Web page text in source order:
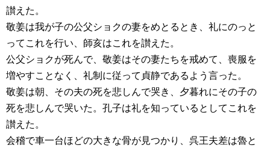
讃えた。
敬姜は我が子の公父ショクの妻をめとるとき、礼にのっと
ってこれを行い、師亥はこれを讃えた。
公父ショクが死んで、敬姜はその妻たちを戒めて、喪服を
増やすことなく、礼制に従って貞静であるよう言った。
敬姜は朝、その夫の死を悲しんで哭き、夕暮れにその子の
死を悲しんで哭いた。孔子は礼を知っているとしてこれを
讃えた。
会稽で車一台ほどの大きな骨が見つかり、呉王夫差は魯と